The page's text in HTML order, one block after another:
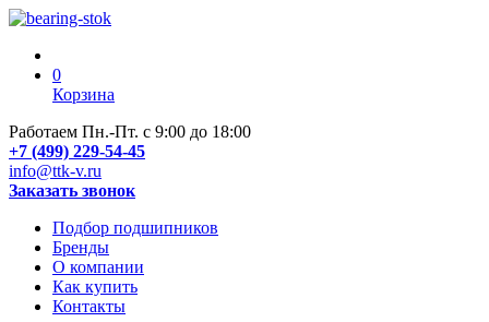
0
Корзина
Работаем Пн.-Пт. с 9:00 до 18:00
+7 (499) 229-54-45
info@ttk-v.ru
Заказать звонок
Подбор подшипников
Бренды
О компании
Как купить
Контакты